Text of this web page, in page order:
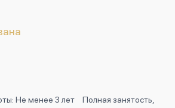
Не менее 3 лет
Полная занятость,